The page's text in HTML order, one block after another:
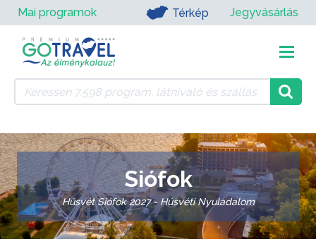
Mai programok Térkép Jegyvásárlás
Siófok
Húsvét Siófok 2027 - Húsvéti Nyuladalom